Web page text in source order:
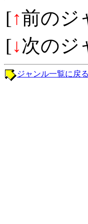
[↑前のジ
[↓次のジ
ジャンル一覧に戻る